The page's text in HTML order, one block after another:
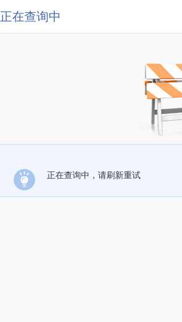
正在查询中
正在查询中，请刷新重试